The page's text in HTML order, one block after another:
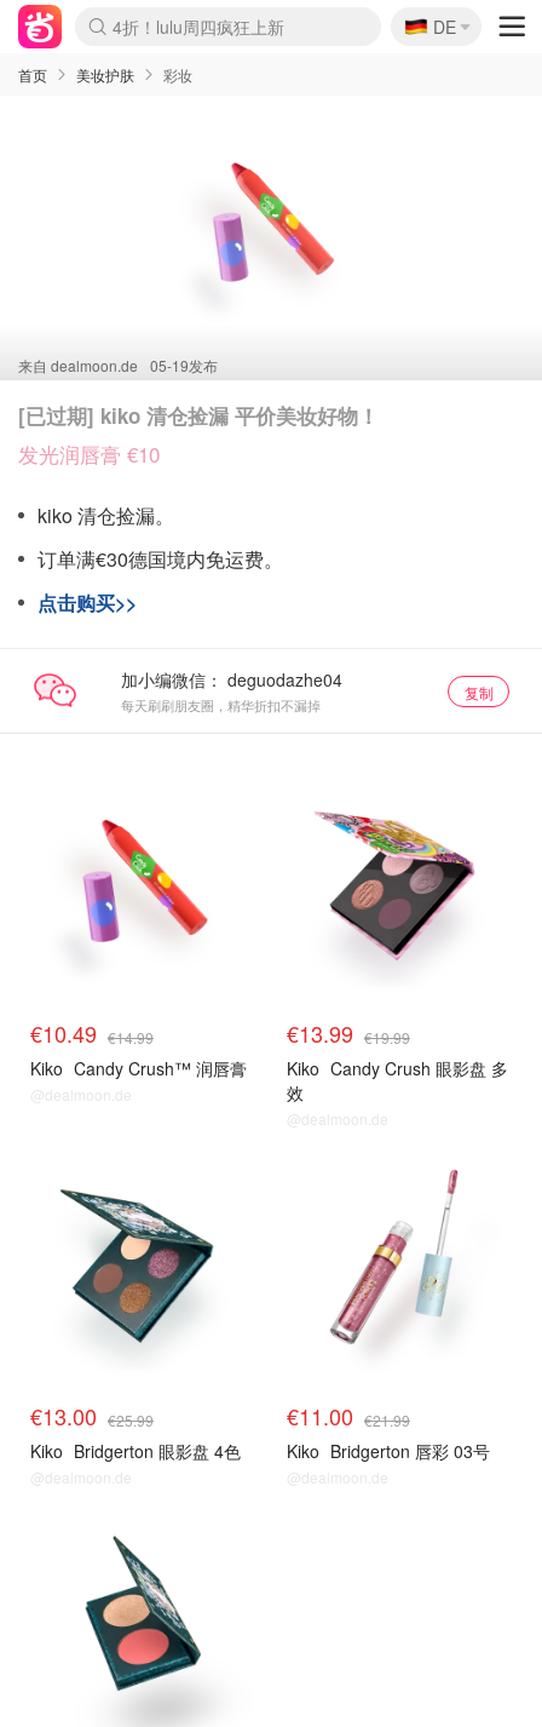
Boticinal 夏促开抢！
4折！lulu周四疯狂上新
还没结束！&OtherStories大促
Joybuy变相75折 随时失效
速领！Stanley独家85折
疑似霸哥！Camper额外叠85折
Zalando 奥莱闪促！每日更新
Moncler反季囤！5折起+叠9折
Coach Brooklyn仅€192
🇩🇪
DE
首页 美妆护肤 彩妆
来自 dealmoon.de 05-19发布
[已过期] kiko 清仓捡漏 平价美妆好物！
发光润唇膏 €10
kiko 清仓捡漏。
订单满€30德国境内免运费。
点击购买>>
加小编微信：
每天刷刷朋友圈，精华折扣不漏掉
复制
€10.49 €14.99
Kiko Candy Crush™ 润唇膏
@dealmoon.de
€13.99 €19.99
Kiko Candy Crush 眼影盘 多
效
@dealmoon.de
€13.00 €25.99
Kiko Bridgerton 眼影盘 4色
@dealmoon.de
€11.00 €21.99
Kiko Bridgerton 唇彩 03号
@dealmoon.de